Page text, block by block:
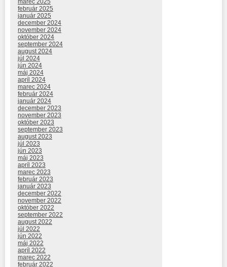
marec 2025
február 2025
január 2025
december 2024
november 2024
október 2024
september 2024
august 2024
júl 2024
jún 2024
máj 2024
apríl 2024
marec 2024
február 2024
január 2024
december 2023
november 2023
október 2023
september 2023
august 2023
júl 2023
jún 2023
máj 2023
apríl 2023
marec 2023
február 2023
január 2023
december 2022
november 2022
október 2022
september 2022
august 2022
júl 2022
jún 2022
máj 2022
apríl 2022
marec 2022
február 2022